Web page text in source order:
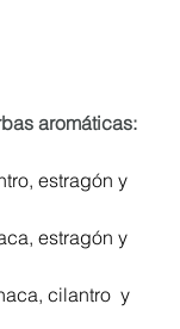
aromáticas:
estragón y
estragón y
cilantro  y